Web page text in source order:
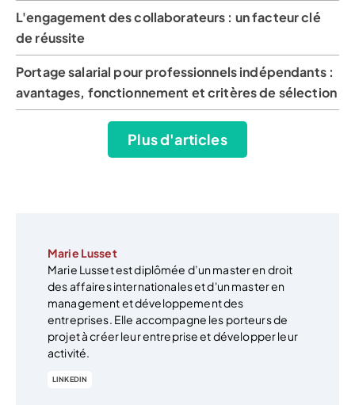
L'engagement des collaborateurs : un facteur clé
de réussite
Portage salarial pour professionnels indépendants :
avantages, fonctionnement et critères de sélection
Plus d'articles
Marie Lusset
Marie Lusset est diplômée d’un master en droit
des affaires internationales et d'un master en
management et développement des
entreprises. Elle accompagne les porteurs de
projet à créer leur entreprise et développer leur
activité.
LINKEDIN